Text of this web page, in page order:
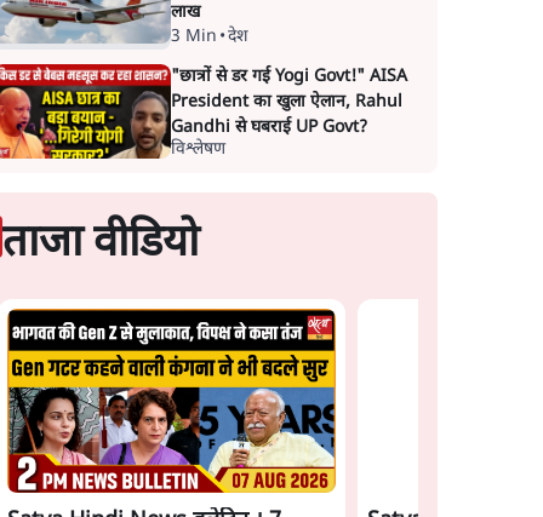
लाख
3 Min •देश
"छात्रों से डर गई Yogi Govt!" AISA
President का खुला ऐलान, Rahul
Gandhi से घबराई UP Govt?
विश्लेषण
ताजा वीडियो